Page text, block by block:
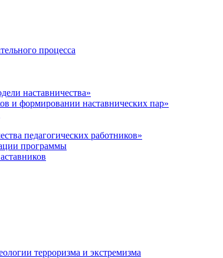
процесса
наставничества»
и формировании наставнических пар»
педагогических работников»
программы
терроризма и экстремизма